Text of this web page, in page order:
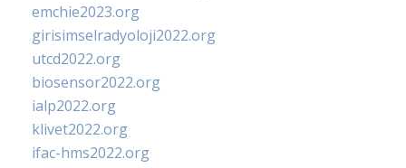
emchie2023.org
girisimselradyoloji2022.org
utcd2022.org
biosensor2022.org
ialp2022.org
klivet2022.org
ifac-hms2022.org